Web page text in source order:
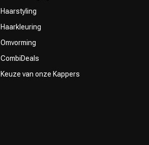
Haarstyling
Haarkleuring
Omvorming
CombiDeals
Keuze van onze Kappers